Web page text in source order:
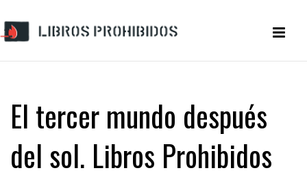
El tercer mundo después
del sol. Libros Prohibidos